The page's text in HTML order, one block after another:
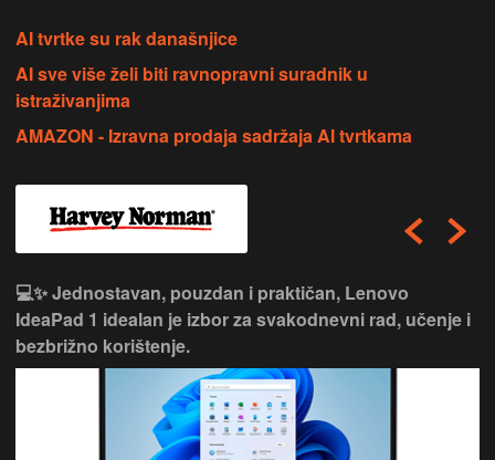
AI tvrtke su rak današnjice
AI sve više želi biti ravnopravni suradnik u
istraživanjima
AMAZON - Izravna prodaja sadržaja AI tvrtkama
💻✨ Jednostavan, pouzdan i praktičan, Lenovo
IdeaPad 1 idealan je izbor za svakodnevni rad, učenje i
bezbrižno korištenje.